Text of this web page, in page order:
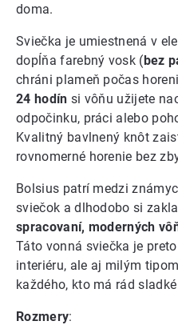
doma.
Sviečka je umiestnená v
dopĺňa farebný vosk (bez
chráni plameň počas
24 hodín si vôňu užijete
odpočinku, práci alebo
Kvalitný bavlnený knôt
rovnomerné horenie bez
Bolsius patrí medzi
sviečok a dlhodobo si
spracovaní, moderných
Táto vonná sviečka je
interiéru, ale aj milým
každého, kto má rád
Rozmery: